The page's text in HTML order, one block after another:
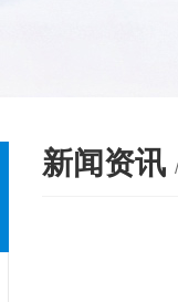
新闻资讯